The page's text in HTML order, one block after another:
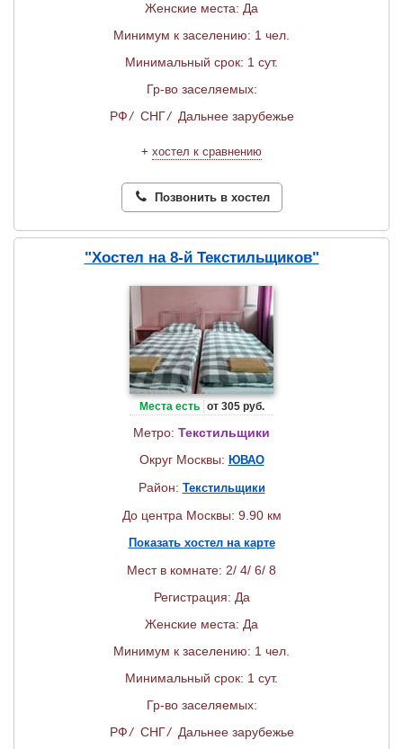
Женские места: Да
Минимум к заселению: 1 чел.
Минимальный срок: 1 сут.
Гр-во заселяемых:
РФ/ СНГ/ Дальнее зарубежье
+ хостел к сравнению
Позвонить в хостел
"Хостел на 8-й Текстильщиков"
Места есть от 305 руб.
Метро: Текстильщики
Округ Москвы: ЮВАО
Район: Текстильщики
До центра Москвы: 9.90 км
Показать хостел на карте
Мест в комнате: 2/ 4/ 6/ 8
Регистрация: Да
Женские места: Да
Минимум к заселению: 1 чел.
Минимальный срок: 1 сут.
Гр-во заселяемых:
РФ/ СНГ/ Дальнее зарубежье